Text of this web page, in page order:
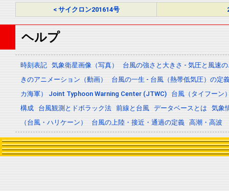
< サイクロン201614号
ヘルプ
時刻表記 気象衛星画像（写真）
台風の強さと大きさ - 気圧と風速
きのアニメーション（動画）
台風の一生 - 台風（熱帯低気圧）の定
カ海軍） Joint Typhoon Warning Center (JTWC)
台風（タイフーン
構成
台風観測とドボラック法 前線と台風 データベースとは
気象
（台風・ハリケーン）
台風の上陸・接近・通過の定義 高潮・高波